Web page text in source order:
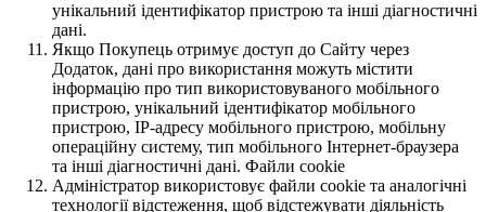
унікальний ідентифікатор пристрою та інші діагностичні
дані.
Якщо Покупець отримує доступ до Сайту через
Додаток, дані про використання можуть містити
інформацію про тип використовуваного мобільного
пристрою, унікальний ідентифікатор мобільного
пристрою, IP-адресу мобільного пристрою, мобільну
операційну систему, тип мобільного Інтернет-браузера
та інші діагностичні дані. Файли cookie
Адміністратор використовує файли cookie та аналогічні
технології відстеження, щоб відстежувати діяльність